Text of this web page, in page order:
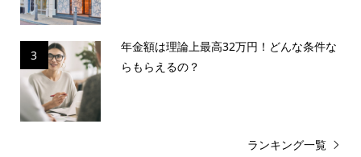
3
年金額は理論上最高32万円！どんな条件な
らもらえるの？
ランキング一覧